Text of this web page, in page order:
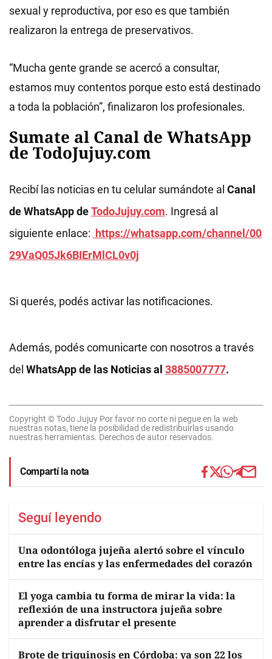
sexual y reproductiva, por eso es que también
realizaron la entrega de preservativos.
“Mucha gente grande se acercó a consultar,
estamos muy contentos porque esto está destinado
a toda la población”, finalizaron los profesionales.
Sumate al Canal de WhatsApp
de TodoJujuy.com
Recibí las noticias en tu celular sumándote al Canal
de WhatsApp deTodoJujuy.com. Ingresá al
siguiente enlace: https://whatsapp.com/channel/00
29VaQ05Jk6BIErMlCL0v0j
Si querés, podés activar las notificaciones.
Además, podés comunicarte con nosotros a través
del WhatsApp de las Noticias al 3885007777.
Copyright © Todo Jujuy Por favor no corte ni pegue en la web
nuestras notas, tiene la posibilidad de redistribuirlas usando
nuestras herramientas. Derechos de autor reservados.
Compartí la nota
Seguí leyendo
Una odontóloga jujeña alertó sobre el vínculo
entre las encías y las enfermedades del corazón
El yoga cambia tu forma de mirar la vida: la
reflexión de una instructora jujeña sobre
aprender a disfrutar el presente
Brote de triquinosis en Córdoba: ya son 22 los